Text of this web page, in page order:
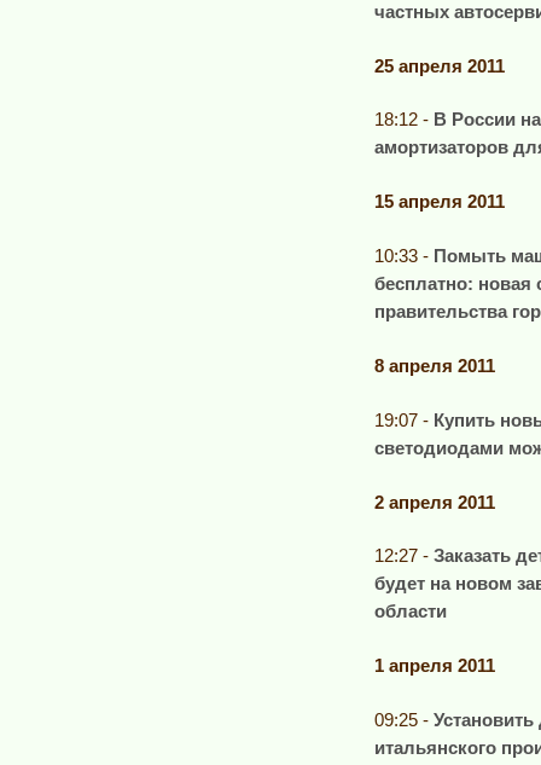
частных
25 апреля 2011
18:12 - В России
амортизаторов
15 апреля 2011
10:33 - Помыть
бесплатно: новая
правительства
8 апреля 2011
19:07 - Купить
светодиодами
2 апреля 2011
12:27 - Заказать
будет на новом
области
1 апреля 2011
09:25 -
итальянского